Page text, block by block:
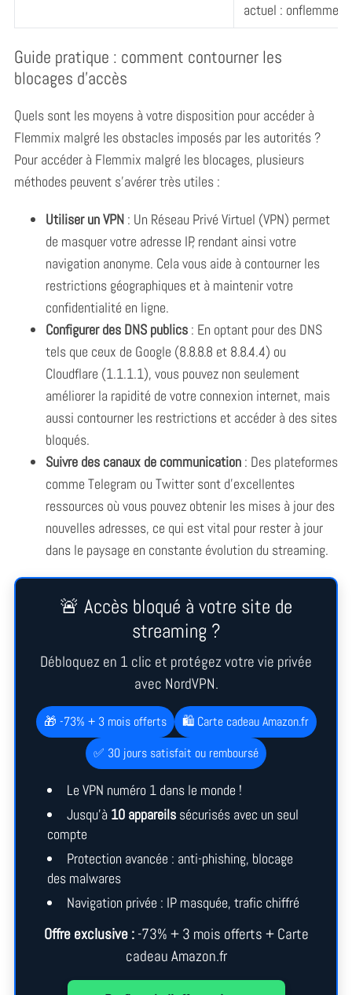
actuel :
Guide pratique : comment contourner les
blocages d’accès
Quels sont les moyens à votre disposition pour accéder à
Flemmix malgré les obstacles imposés par les autorités ?
Pour accéder à Flemmix malgré les blocages, plusieurs
méthodes peuvent s’avérer très utiles :
Utiliser un VPN: Un Réseau Privé Virtuel (VPN) permet
de masquer votre adresse IP, rendant ainsi votre
navigation anonyme. Cela vous aide à contourner les
restrictions géographiques et à maintenir votre
confidentialité en ligne.
Configurer des DNS publics: En optant pour des DNS
tels que ceux de Google (8.8.8.8 et 8.8.4.4) ou
Cloudflare (1.1.1.1), vous pouvez non seulement
améliorer la rapidité de votre connexion internet, mais
aussi contourner les restrictions et accéder à des sites
bloqués.
Suivre des canaux de communication: Des plateformes
comme Telegram ou Twitter sont d’excellentes
ressources où vous pouvez obtenir les mises à jour des
nouvelles adresses, ce qui est vital pour rester à jour
dans le paysage en constante évolution du streaming.
🚨 Accès bloqué à votre site de
streaming ?
Débloquez en 1 clic et protégez votre vie privée
avec NordVPN.
🎁 -73% + 3 mois offerts
🛍️ Carte cadeau Amazon.fr
✅ 30 jours satisfait ou remboursé
Le VPN numéro 1 dans le monde !
Jusqu’à 10 appareilssécurisés avec un seul
compte
Protection avancée : anti-phishing, blocage
des malwares
Navigation privée : IP masquée, trafic chiffré
Offre exclusive :-73% + 3 mois offerts + Carte
cadeau Amazon.fr